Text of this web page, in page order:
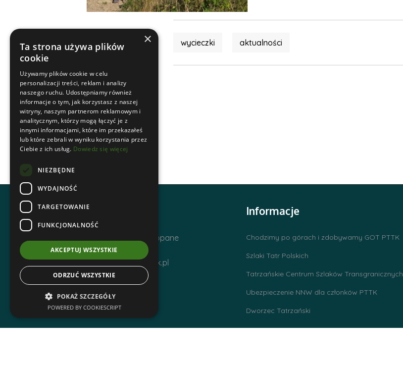
wycieczki aktualności
Adres i kontakt
ul. Krupówki 12, 34-500 Zakopane
Telefon | +48 1820 630 12
Email | biuro@zakopanepttk.pl
Informacje
Chodzimy po górach i zdobywamy GOT PTTK
Szlaki Tatr Polskich
Tatrzańskie Centrum Szlaków Transgranicznych
Ubezpieczenie NNW dla członków PTTK
Dworzec Tatrzański
×
Ta strona używa plików
cookie
Używamy plików cookie w celu
personalizacji treści, reklam i analizy
naszego ruchu. Udostępniamy również
informacje o tym, jak korzystasz z naszej
witryny, naszym partnerom reklamowym i
analitycznym, którzy mogą łączyć je z
innymi informacjami, które im przekazałeś
lub które zebrali w wyniku korzystania przez
Ciebie z ich usług. Dowiedz się więcej
NIEZBĘDNE
WYDAJNOŚĆ
TARGETOWANIE
FUNKCJONALNOŚĆ
AKCEPTUJ WSZYSTKIE
ODRZUĆ WSZYSTKIE
POKAŻ SZCZEGÓŁY
POWERED BY COOKIESCRIPT